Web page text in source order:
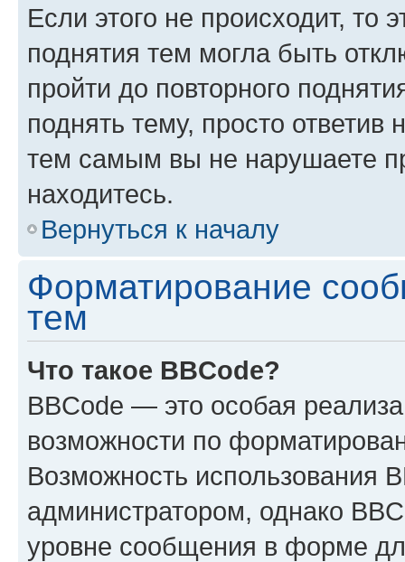
Если этого не происходит, то
поднятия тем могла быть
пройти до повторного
поднять тему, просто ответив
тем самым вы не нарушаете
находитесь.
Вернуться к началу
Форматирование
тем
Что такое BBCode?
BBCode — это особая
возможности по
Возможность использования
администратором, однако
уровне сообщения в форме